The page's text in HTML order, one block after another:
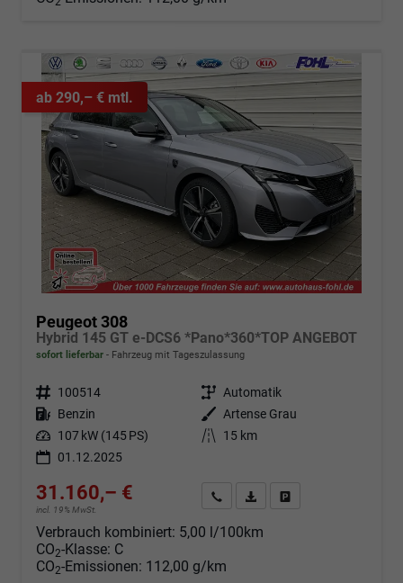
ab 290,– € mtl.
Peugeot 308
Hybrid 145 GT e-DCS6 *Pano*360*TOP ANGEBOT
sofort lieferbar Fahrzeug mit Tageszulassung
Fahrzeugnr. 100514 Getriebe Automatik
Kraftstoff Benzin Außenfarbe Artense Grau
Leistung 107 kW (145 PS) Kilometerstand
15 km
01.12.2025
31.160,– €
incl. 19% MwSt.
Angebot anfordern
Fahrzeugexpose (PDF)
Verbrauch kombiniert: 5,00 l/100km
CO2-Klasse: C
CO2-Emissionen: 112,00 g/km